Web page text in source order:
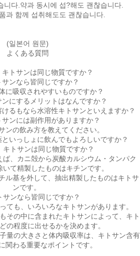
다.약과 동시에 섭?해도 괜찮습니다.
함께 섭취해도도 괜찮습니다.
(일본어 원문)
よくある質問
トサンは同じ物質ですか？
ンなら皆同じですか？
に吸収されやすいものですか？
にするメリットはなんですか？
るもなら水溶性キトサンといえますか？
ンには副作用がありますか？
ンの飲み方を教えてください。
いっしょに飲んでもよろしいですか？
キトサンは同じ物質ですか？
、カニ殻から炭酸カルシウム・タンパク
て精製したものはキチンです。
基を外して、抽出精製したものはキトサ
ンです。
サンなら皆同じですか？
も、いろいろなキトサンがあります。
その中に含まれたキトサンによって、キト
の程度に出せるかを決めます。
量の大きさと体内吸収率は、キトサン含有
関わる重要なポイントです。